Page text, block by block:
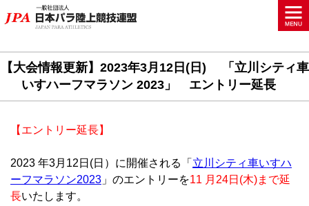
【大会情報更新】2023年3月12日(日) 「立川シティ車
いすハーフマラソン 2023」 エントリー延長
【エントリー延長】
2023 年3月12日(日）に開催される「 立川シティ車いすハ
ーフマラソン2023 」のエントリーを11 月24日(木)まで延
長いたします。